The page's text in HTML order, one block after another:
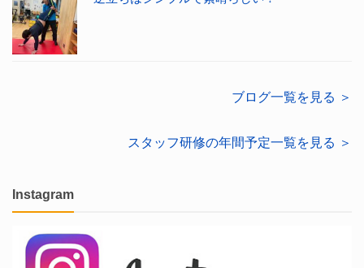
ブログ一覧を見る ＞
スタッフ研修の年間予定一覧を見る ＞
Instagram